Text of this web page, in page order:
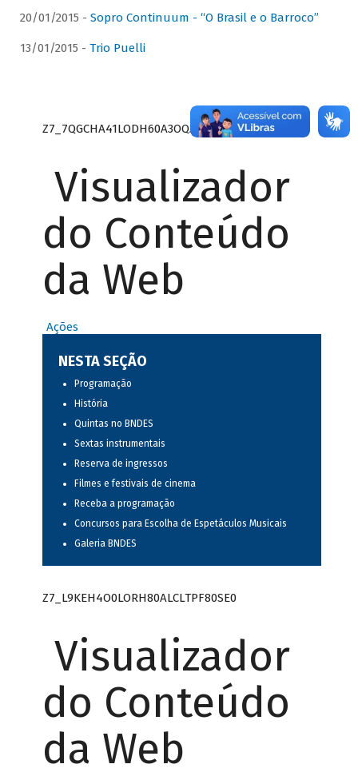
20/01/2015 - Sopro Continuum - “O Brasil e o Barroco”
13/01/2015 - Trio Puelli
Z7_7QGCHA41LODH60A3OQA8RN1415
Visualizador
do Conteúdo
da Web
Ações
NESTA SEÇÃO
Programação
História
Quintas no BNDES
Sextas instrumentais
Reserva de ingressos
Filmes e festivais de cinema
Receba a programação
Concursos para Escolha de Espetáculos Musicais
Galeria BNDES
Z7_L9KEH4O0LORH80ALCLTPF80SE0
Visualizador
do Conteúdo
da Web